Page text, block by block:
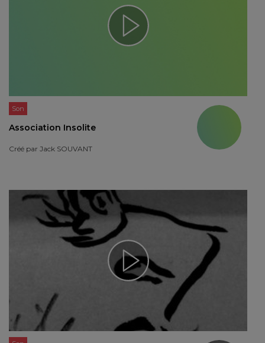
Son
Association Insolite
Créé par Jack SOUVANT